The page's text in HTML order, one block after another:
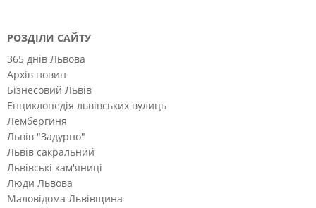
РОЗДІЛИ САЙТУ
365 днів Львова
Архів новин
Бізнесовий Львів
Енциклопедія львівських вулиць
Лембергиня
Львів "Задурно"
Львів сакральний
Львівські кам'яниці
Люди Львова
Маловідома Львівщина